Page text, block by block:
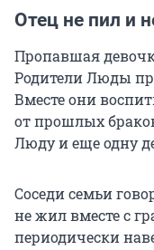
Отец не пил и
Пропавшая
Родители Люды
Вместе они
от прошлых
Люду и еще одну
Соседи семьи
не жил вместе с
периодически